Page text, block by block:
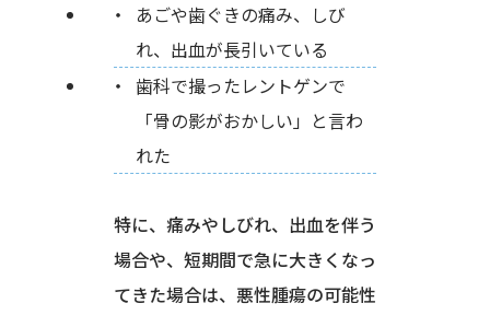
あごや歯ぐきの痛み、しび
れ、出血が長引いている
歯科で撮ったレントゲンで
「骨の影がおかしい」と言わ
れた
特に、痛みやしびれ、出血を伴う
場合や、短期間で急に大きくなっ
てきた場合は、悪性腫瘍の可能性